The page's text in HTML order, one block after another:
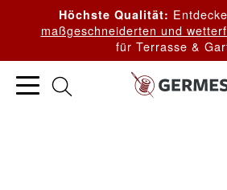
Höchste Qualität:
maßgeschneiderten und
für Terrasse &